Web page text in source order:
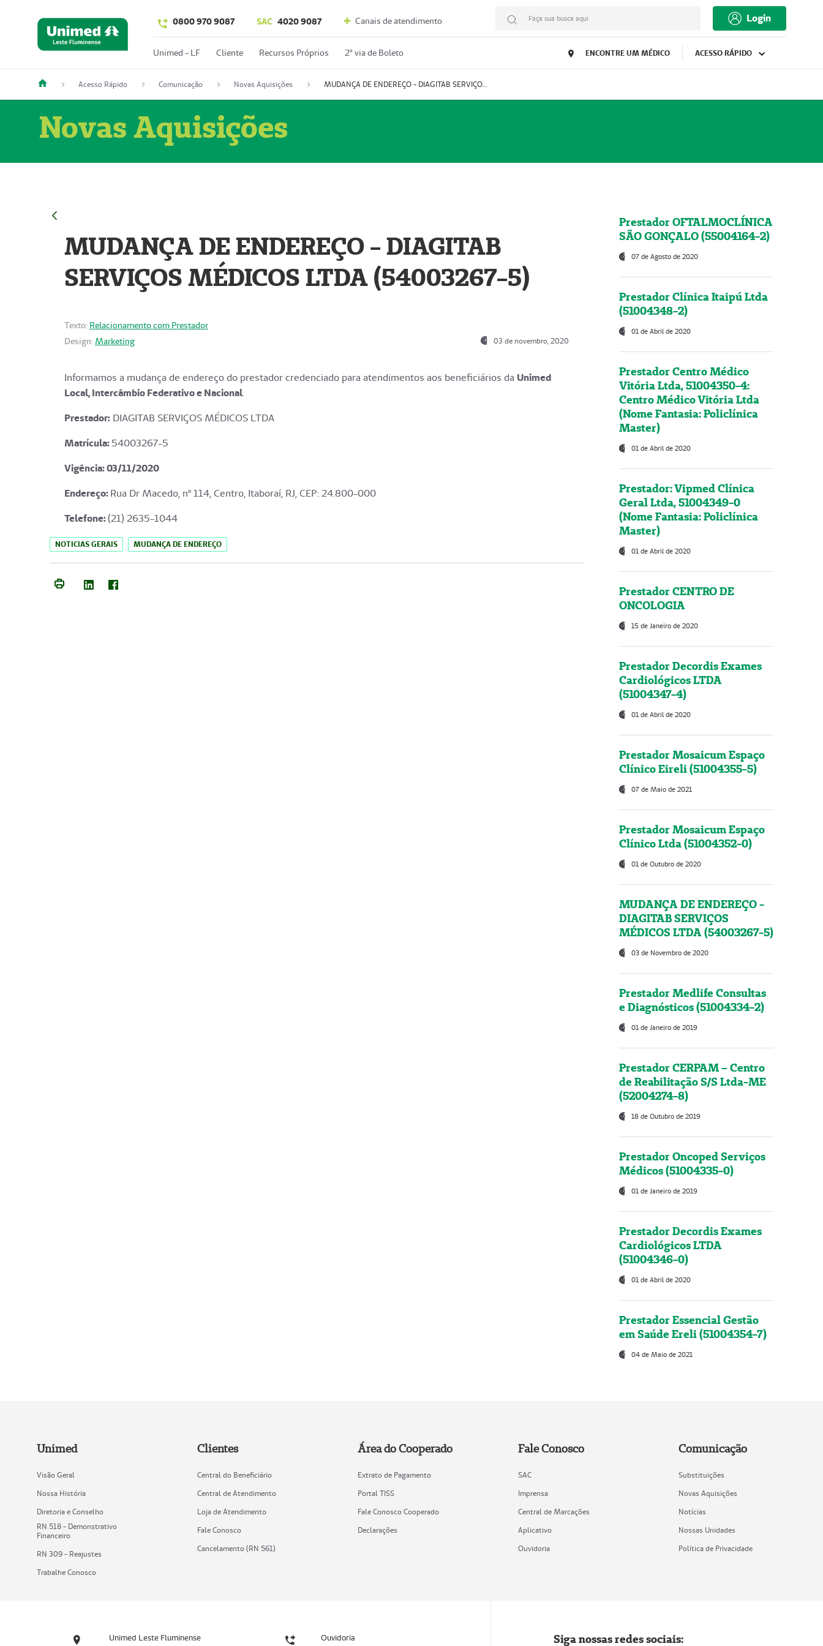
0800 970 9087 SAC 4020 9087 Canais de atendimento Faça sua busca aqui Login
Unimed - LF Cliente Recursos Próprios 2º via de Boleto ENCONTRE UM MÉDICO ACESSO RÁPIDO
Acesso Rápido Comunicação Novas Aquisições MUDANÇA DE ENDEREÇO - DIAGITAB SERVIÇOS MÉDICOS LTDA (54003267-5)
Novas Aquisições
MUDANÇA DE ENDEREÇO - DIAGITAB
SERVIÇOS MÉDICOS LTDA (54003267-5)
Texto: Relacionamento com Prestador
Design: Marketing 03 de novembro, 2020
Informamos a mudança de endereço do prestador credenciado para atendimentos aos beneficiários da Unimed
Local, Intercâmbio Federativo e Nacional.
Prestador: DIAGITAB SERVIÇOS MÉDICOS LTDA
Matrícula:54003267-5
Vigência: 03/11/2020
Endereço:Rua Dr Macedo, nº 114, Centro, Itaboraí, RJ, CEP: 24.800-000
Telefone:(21) 2635-1044
NOTICIAS GERAIS MUDANÇA DE ENDEREÇO
Prestador OFTALMOCLÍNICA
SÃO GONÇALO (55004164-2)
07 de Agosto de 2020
Prestador Clínica Itaipú Ltda
(51004348-2)
01 de Abril de 2020
Prestador Centro Médico
Vitória Ltda, 51004350-4:
Centro Médico Vitória Ltda
(Nome Fantasia: Policlínica
Master)
01 de Abril de 2020
Prestador: Vipmed Clínica
Geral Ltda, 51004349-0
(Nome Fantasia: Policlínica
Master)
01 de Abril de 2020
Prestador CENTRO DE
ONCOLOGIA
15 de Janeiro de 2020
Prestador Decordis Exames
Cardiológicos LTDA
(51004347-4)
01 de Abril de 2020
Prestador Mosaicum Espaço
Clínico Eireli (51004355-5)
07 de Maio de 2021
Prestador Mosaicum Espaço
Clínico Ltda (51004352-0)
01 de Outubro de 2020
MUDANÇA DE ENDEREÇO -
DIAGITAB SERVIÇOS
MÉDICOS LTDA (54003267-5)
03 de Novembro de 2020
Prestador Medlife Consultas
e Diagnósticos (51004334-2)
01 de Janeiro de 2019
Prestador CERPAM – Centro
de Reabilitação S/S Ltda-ME
(52004274-8)
18 de Outubro de 2019
Prestador Oncoped Serviços
Médicos (51004335-0)
01 de Janeiro de 2019
Prestador Decordis Exames
Cardiológicos LTDA
(51004346-0)
01 de Abril de 2020
Prestador Essencial Gestão
em Saúde Ereli (51004354-7)
04 de Maio de 2021
Unimed
Visão Geral
Nossa História
Diretoria e Conselho
RN 518 - Demonstrativo
Financeiro
RN 309 - Reajustes
Trabalhe Conosco
Clientes
Central do Beneficiário
Central de Atendimento
Loja de Atendimento
Fale Conosco
Cancelamento (RN 561)
Área do Cooperado
Extrato de Pagamento
Portal TISS
Fale Conosco Cooperado
Declarações
Fale Conosco
SAC
Imprensa
Central de Marcações
Aplicativo
Ouvidoria
Comunicação
Substituições
Novas Aquisições
Notícias
Nossas Unidades
Política de Privacidade
Unimed Leste Fluminense Ouvidoria Siga nossas redes sociais: